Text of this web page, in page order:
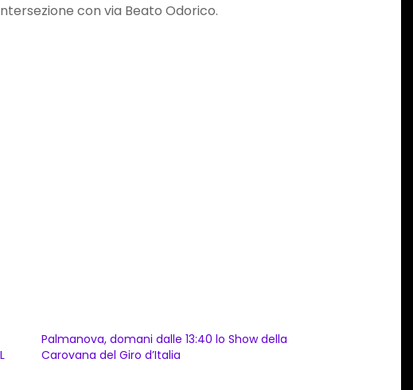
con via Beato Odorico.
Palmanova, domani dalle 13:40 lo Show della
Carovana del Giro d’Italia